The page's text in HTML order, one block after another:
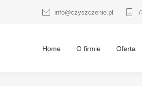
info@czyszczenie.pl
Home O firmie Oferta